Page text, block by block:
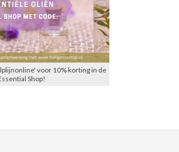
voor 10% korting in de
Shop!